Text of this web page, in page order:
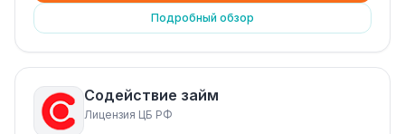
Подробный обзор
Содействие займ
Лицензия ЦБ РФ